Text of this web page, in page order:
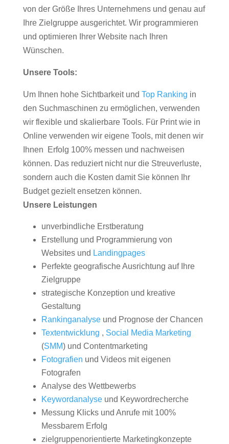
von der Größe Ihres Unternehmens und genau auf
Ihre Zielgruppe ausgerichtet. Wir programmieren
und optimieren Ihrer Website nach Ihren
Wünschen.
Unsere Tools:
Um Ihnen hohe Sichtbarkeit und Top Ranking in
den Suchmaschinen zu ermöglichen, verwenden
wir flexible und skalierbare Tools. Für Print wie in
Online verwenden wir eigene Tools, mit denen wir
Ihnen Erfolg 100% messen und nachweisen
können. Das reduziert nicht nur die Streuverluste,
sondern auch die Kosten damit Sie können Ihr
Budget gezielt ensetzen können.
Unsere Leistungen
unverbindliche Erstberatung
Erstellung und Programmierung von
Websites und Landingpages
Perfekte geografische Ausrichtung auf Ihre
Zielgruppe
strategische Konzeption und kreative
Gestaltung
Rankinganalyseund Prognose der Chancen
Textentwicklung , Social Media Marketing
(SMM) und Contentmarketing
Fotografien und Videos mit eigenen
Fotografen
Analyse des Wettbewerbs
Keywordanalyseund Keywordrecherche
Messung Klicks und Anrufe mit 100%
Messbarem Erfolg
zielgruppenorientierte Marketingkonzepte